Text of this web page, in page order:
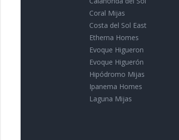
Coral Mijas
Costa del Sol East
Etherna Homes
Evoque Higueron
Evoque Higuerón
Hipódromo Mijas
Ipanema Homes
Laguna Mijas